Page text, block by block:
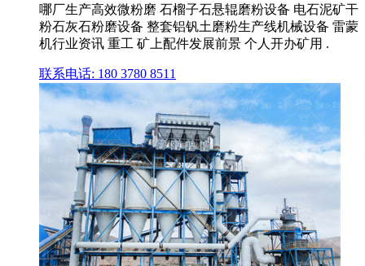
哪厂生产高效微粉磨 石榴子石悬辊磨粉设备 电石泥矿干
粉石灰石粉磨设备 整套铝钒土磨粉生产线机械设备 雷蒙
机行业资讯 重工 矿上配件发展前景 个人开办矿用 .
联系电话: 180 3780 8511